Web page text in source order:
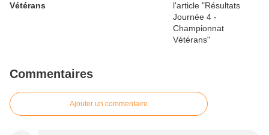
Vétérans
Commentaires
Ajouter un commentaire